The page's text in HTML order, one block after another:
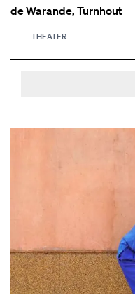
de Warande, Turnhout
THEATER